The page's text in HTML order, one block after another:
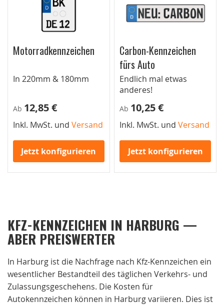
Motorradkennzeichen
In 220mm & 180mm
Ab 12,85 €
Inkl. MwSt. und Versand
Jetzt konfigurieren
Carbon-Kennzeichen
fürs Auto
Endlich mal etwas
anderes!
Ab 10,25 €
Inkl. MwSt. undVersand
Jetzt konfigurieren
KFZ-KENNZEICHEN IN HARBURG —
ABER PREISWERTER
In Harburg ist die Nachfrage nach Kfz-Kennzeichen ein
wesentlicher Bestandteil des täglichen Verkehrs- und
Zulassungsgeschehens. Die Kosten für
Autokennzeichen können in Harburg variieren. Dies ist